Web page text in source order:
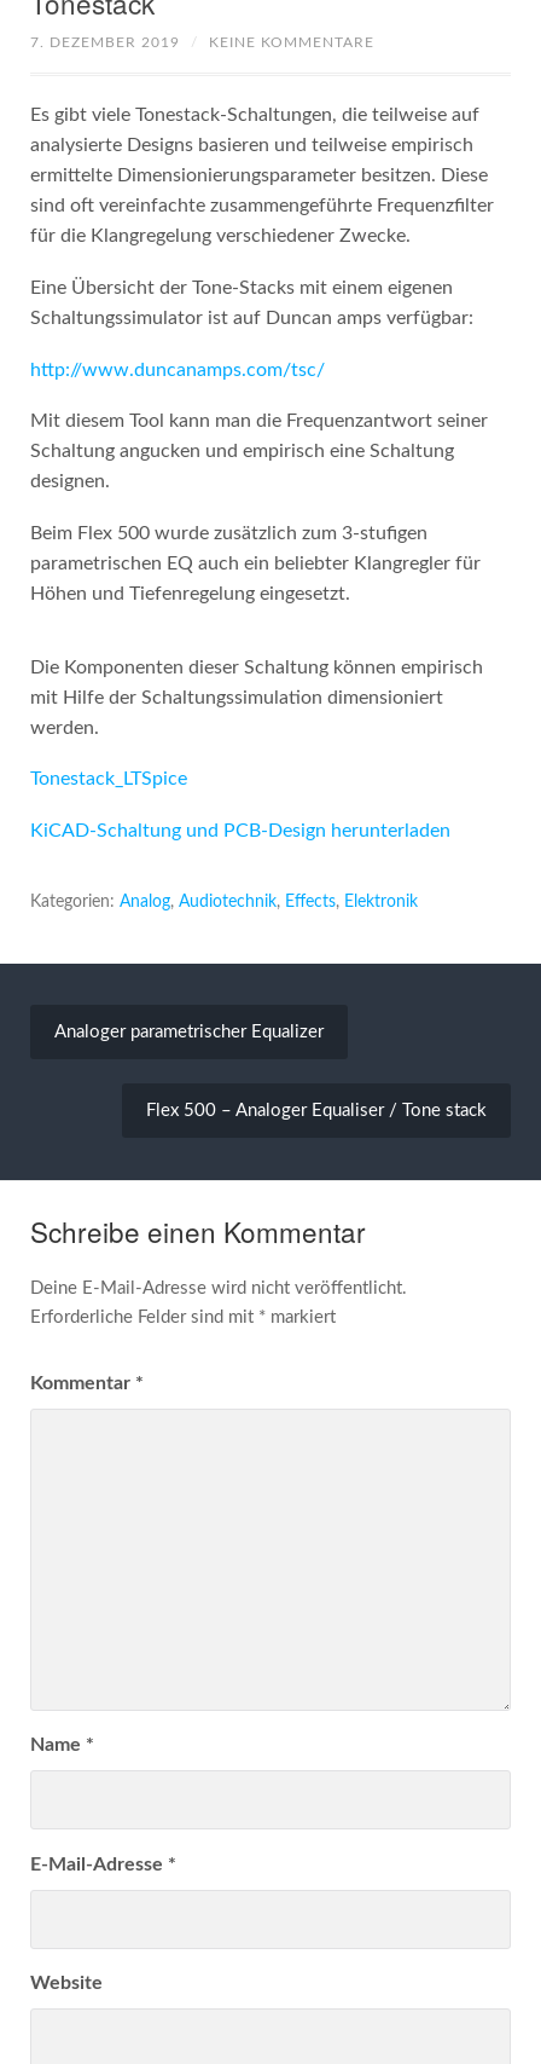
7. DEZEMBER 2019 / KEINE KOMMENTARE
Es gibt viele Tonestack-Schaltungen, die teilweise auf
analysierte Designs basieren und teilweise empirisch
ermittelte Dimensionierungsparameter besitzen. Diese
sind oft vereinfachte zusammengeführte Frequenzfilter
für die Klangregelung verschiedener Zwecke.
Eine Übersicht der Tone-Stacks mit einem eigenen
Schaltungssimulator ist auf Duncan amps verfügbar:
http://www.duncanamps.com/tsc/
Mit diesem Tool kann man die Frequenzantwort seiner
Schaltung angucken und empirisch eine Schaltung
designen.
Beim Flex 500 wurde zusätzlich zum 3-stufigen
parametrischen EQ auch ein beliebter Klangregler für
Höhen und Tiefenregelung eingesetzt.
Die Komponenten dieser Schaltung können empirisch
mit Hilfe der Schaltungssimulation dimensioniert
werden.
Tonestack_LTSpice
KiCAD-Schaltung und PCB-Design herunterladen
Kategorien: Analog, Audiotechnik, Effects, Elektronik
Analoger parametrischer Equalizer
Flex 500 – Analoger Equaliser / Tone stack
Schreibe einen Kommentar
Deine E-Mail-Adresse wird nicht veröffentlicht.
Erforderliche Felder sind mit *markiert
Kommentar *
Name *
E-Mail-Adresse *
Website